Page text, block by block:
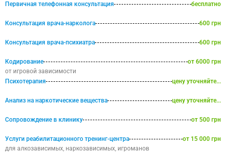
Первичная телефонная консультация бесплатно
Консультация врача-нарколога 600 грн
Консультация врача-психиатра 600 грн
Кодирование
от 6000 грн
от игровой зависимости
Психотерапия
цену уточняйте...
Анализ на наркотические вещества цену уточняйте...
Сопровождение в клинику от 500 грн
Услуги реабилитационного тренинг-центра
от 15 000 грн
для алкозависимых, наркозависимых, игроманов